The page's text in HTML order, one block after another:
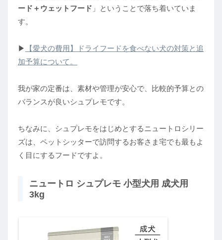
ード＋ウェットフード 」ということで落ち着いていま
す。
▶︎
【愛犬の費用】ドライフードを食べない犬の対策と追
加予算について。
我が家の定番は、素材や管理が安心で、比較的予算との
バランスが良いシュプレモです。
ちなみに、シュプレモをはじめとするニュートロシリー
ズは、ペットシッターで訪問するお客さま宅でも最もよ
く目にするフードですよ。
ニュートロ シュプレモ 小型犬用 成犬用
3kg